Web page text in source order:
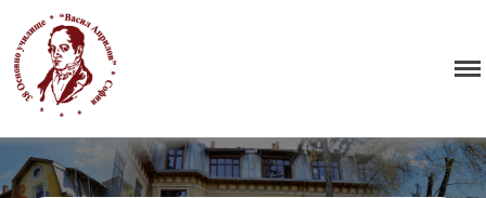
Нормативна уредба
Прием